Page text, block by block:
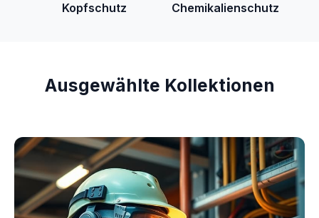
Kopfschutz Chemikalienschutz
Ausgewählte Kollektionen